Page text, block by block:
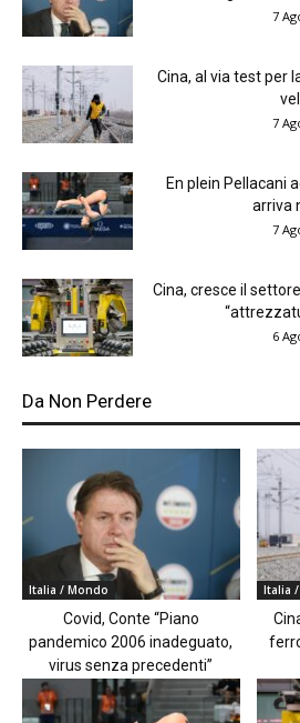
7
Cina, al via test per
7
En plein Pellacani
arriva
7
Cina, cresce il
6
Da Non Perdere
Italia / Mondo
Covid, Conte “Piano
pandemico 2006 inadeguato,
virus senza precedenti”
Italia